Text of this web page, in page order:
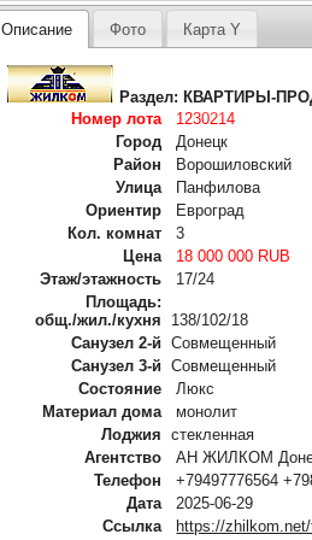
Описание Фото Карта Y
Раздел:КВАРТИРЫ-
Номер лота
1230214
Город
Донецк
Район
Ворошиловский
Улица
Панфилова
Ориентир
Евроград
Кол. комнат
3
Цена
18 000 000 RUB
Этаж/этажность
17/24
Площадь:
общ./жил./кухня
138/102/18
Санузел 2-й
Совмещенный
Санузел 3-й
Совмещенный
Состояние
Люкс
Материал дома
монолит
Лоджия
стекленная
Агентство
АН ЖИЛКОМ
Телефон
+79497776564
Дата
2025-06-29
Ссылка
https://